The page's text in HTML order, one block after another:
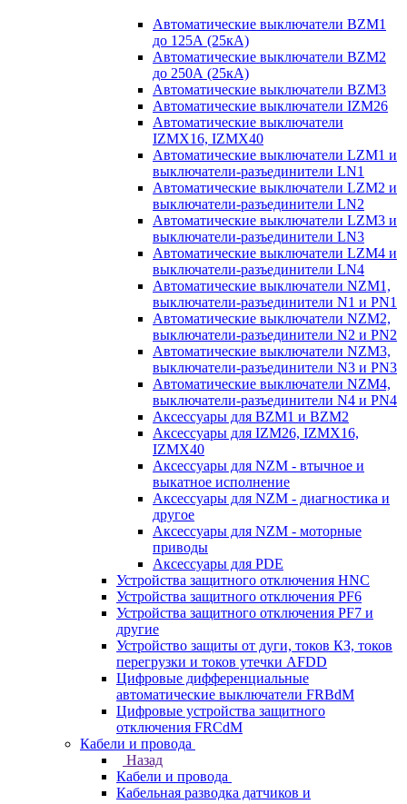
Автоматические выключатели BZM1
до 125А (25кА)
Автоматические выключатели BZM2
до 250А (25кА)
Автоматические выключатели BZM3
Автоматические выключатели IZM26
Автоматические выключатели
IZMX16, IZMX40
Автоматические выключатели LZM1 и
выключатели-разъединители LN1
Автоматические выключатели LZM2 и
выключатели-разъединители LN2
Автоматические выключатели LZM3 и
выключатели-разъединители LN3
Автоматические выключатели LZM4 и
выключатели-разъединители LN4
Автоматические выключатели NZM1,
выключатели-разъединители N1 и PN1
Автоматические выключатели NZM2,
выключатели-разъединители N2 и PN2
Автоматические выключатели NZM3,
выключатели-разъединители N3 и PN3
Автоматические выключатели NZM4,
выключатели-разъединители N4 и PN4
Аксессуары для BZM1 и BZM2
Аксессуары для IZM26, IZMX16,
IZMX40
Аксессуары для NZM - втычное и
выкатное исполнение
Аксессуары для NZM - диагностика и
другое
Аксессуары для NZM - моторные
приводы
Аксессуары для PDE
Устройства защитного отключения HNC
Устройства защитного отключения PF6
Устройства защитного отключения PF7 и
другие
Устройство защиты от дуги, токов КЗ, токов
перегрузки и токов утечки AFDD
Цифровые дифференциальные
автоматические выключатели FRBdM
Цифровые устройства защитного
отключения FRCdM
Кабели и провода
Назад
Кабели и провода
Кабельная разводка датчиков и